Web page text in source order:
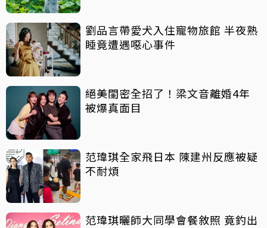
劉品言帶愛犬入住寵物旅館 半夜熟
睡竟遭遇噁心事件
絕美閨密全招了！梁文音離婚4年
被爆真面目
范瑋琪全家飛日本 陳建州反應被疑
不耐煩
范瑋琪曬師大同學會餐敘照 竟釣出